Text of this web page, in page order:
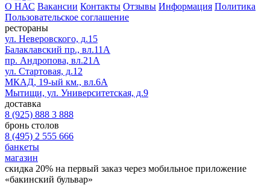
О НАС Вакансии Контакты Отзывы Информация Политика
Пользовательское соглашение
рестораны
ул. Неверовского, д.15
Балаклавский пр., вл.11А
пр. Андропова, вл.21А
ул. Стартовая, д.12
МКАД, 19-ый км., вл.6А
Мытищи, ул. Университетская, д.9
доставка
8 (925) 888 3 888
бронь столов
8 (495) 2 555 666
банкеты
магазин
скидка 20% на первый заказ через мобильное приложение
«бакинский бульвар»